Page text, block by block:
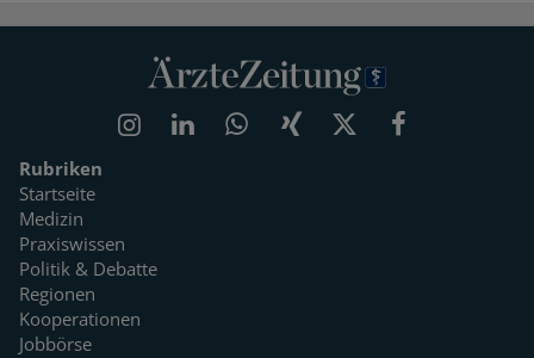
Rubriken
Startseite
Medizin
Praxiswissen
Politik & Debatte
Regionen
Kooperationen
Jobbörse